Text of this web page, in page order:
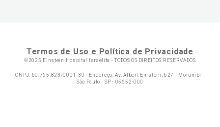
Termos de Uso e Política de Privacidade
©2025 Einstein Hospital Israelita -TODOS OS DIREITOS RESERVADOS
CNPJ: 60.765.823/0001-30 - Endereço: Av. Albert Einstein, 627 - Morumbi -
São Paulo - SP - 05652-000